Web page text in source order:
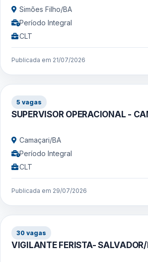
Simões Filho/BA
Período Integral
CLT
Publicada em 21/07/2026
5 vagas
SUPERVISOR OPERACIONAL -
Camaçari/BA
Período Integral
CLT
Publicada em 29/07/2026
30 vagas
VIGILANTE FERISTA-